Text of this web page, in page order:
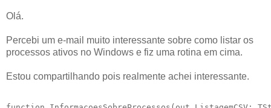
Olá.
Percebi um e-mail muito interessante sobre como listar os
processos ativos no Windows e fiz uma rotina em cima.
Estou compartilhando pois realmente achei interessante.